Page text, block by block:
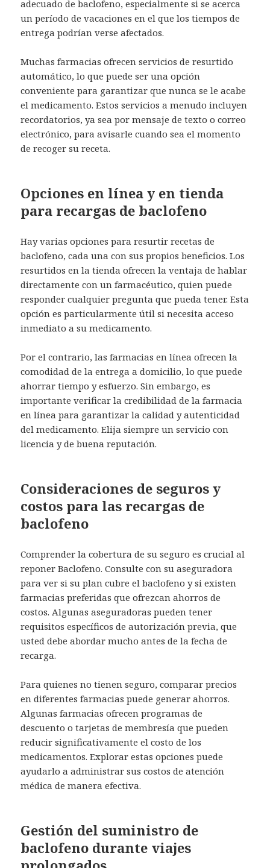
adecuado de baclofeno, especialmente si se acerca
un período de vacaciones en el que los tiempos de
entrega podrían verse afectados.
Muchas farmacias ofrecen servicios de resurtido
automático, lo que puede ser una opción
conveniente para garantizar que nunca se le acabe
el medicamento. Estos servicios a menudo incluyen
recordatorios, ya sea por mensaje de texto o correo
electrónico, para avisarle cuando sea el momento
de recoger su receta.
Opciones en línea y en tienda
para recargas de baclofeno
Hay varias opciones para resurtir recetas de
baclofeno, cada una con sus propios beneficios. Los
resurtidos en la tienda ofrecen la ventaja de hablar
directamente con un farmacéutico, quien puede
responder cualquier pregunta que pueda tener. Esta
opción es particularmente útil si necesita acceso
inmediato a su medicamento.
Por el contrario, las farmacias en línea ofrecen la
comodidad de la entrega a domicilio, lo que puede
ahorrar tiempo y esfuerzo. Sin embargo, es
importante verificar la credibilidad de la farmacia
en línea para garantizar la calidad y autenticidad
del medicamento. Elija siempre un servicio con
licencia y de buena reputación.
Consideraciones de seguros y
costos para las recargas de
baclofeno
Comprender la cobertura de su seguro es crucial al
reponer Baclofeno. Consulte con su aseguradora
para ver si su plan cubre el baclofeno y si existen
farmacias preferidas que ofrezcan ahorros de
costos. Algunas aseguradoras pueden tener
requisitos específicos de autorización previa, que
usted debe abordar mucho antes de la fecha de
recarga.
Para quienes no tienen seguro, comparar precios
en diferentes farmacias puede generar ahorros.
Algunas farmacias ofrecen programas de
descuento o tarjetas de membresía que pueden
reducir significativamente el costo de los
medicamentos. Explorar estas opciones puede
ayudarlo a administrar sus costos de atención
médica de manera efectiva.
Gestión del suministro de
baclofeno durante viajes